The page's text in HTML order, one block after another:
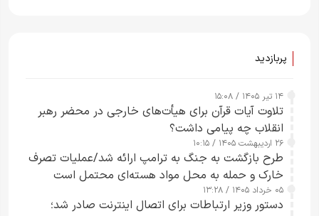
پربازدید
۱۴ تیر ۱۴۰۵ / ۱۵:۰۸
تلاوت آیات قرآن برای هیأت‌های خارجی در محضر رهبر
انقلاب چه پیامی داشت؟
۲۶ اردیبهشت ۱۴۰۵ / ۱۰:۱۵
طرح‌ بازگشت به جنگ به ترامپ ارائه شد/عملیات تصرف
خارک و حمله به محل مواد هسته‌ای محتمل است
۰۵ خرداد ۱۴۰۵ / ۱۳:۲۸
دستور وزیر ارتباطات برای اتصال اینترنت صادر شد؛